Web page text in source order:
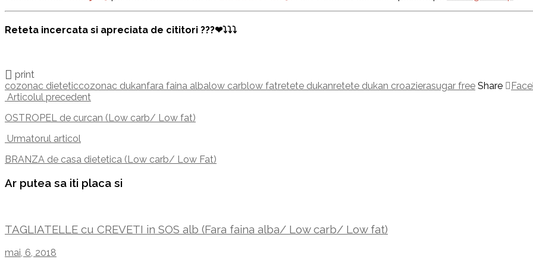
Reteta incercata si apreciata de cititori ???❤⤵⤵⤵
print
cozonac dieteticcozonac dukanfara faina albalow carblow fatretete dukanretete dukan croazierasugar free Share
Post
navigation
Articolul precedent
OSTROPEL de curcan (Low carb/ Low fat)
Urmatorul articol
BRANZA de casa dietetica (Low carb/ Low Fat)
Ar putea sa iti placa si
TAGLIATELLE cu CREVETI in SOS alb (Fara faina alba/ Low carb/ Low fat)
mai, 6, 2018